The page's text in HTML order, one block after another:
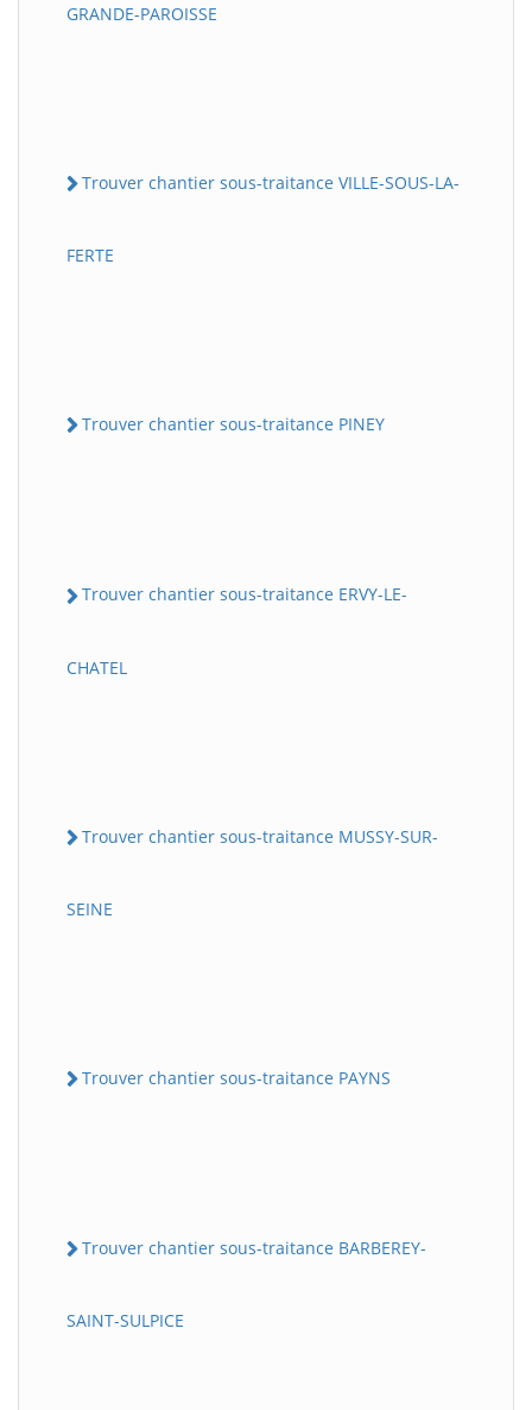
GRANDE-PAROISSE
Trouver chantier sous-traitance VILLE-SOUS-LA-
FERTE
Trouver chantier sous-traitance PINEY
Trouver chantier sous-traitance ERVY-LE-
CHATEL
Trouver chantier sous-traitance MUSSY-SUR-
SEINE
Trouver chantier sous-traitance PAYNS
Trouver chantier sous-traitance BARBEREY-
SAINT-SULPICE